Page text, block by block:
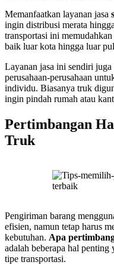
Memanfaatkan layanan jasa
ingin distribusi merata
transportasi ini
baik luar kota hingga luar
Layanan jasa ini sendiri
perusahaan-perusahaan
individu. Biasanya truk
ingin pindah rumah atau
Pertimbangan
Truk
Pengiriman barang
efisien, namun tetap harus
kebutuhan. Apa
adalah beberapa hal
tipe transportasi.